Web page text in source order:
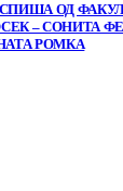
ОД
– СОНИТА
РОМКА